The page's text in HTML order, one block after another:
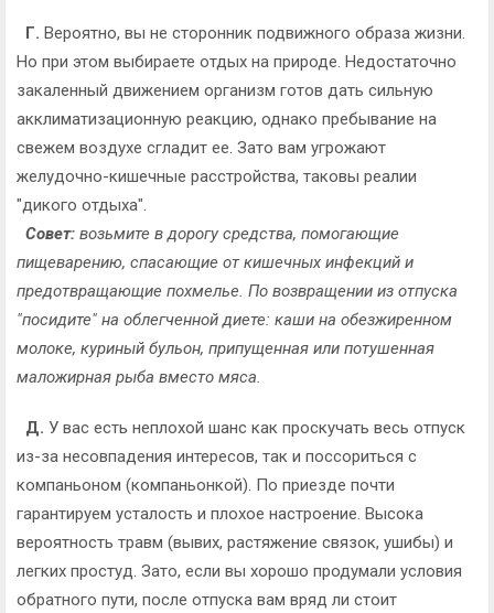
Г. Вероятно, вы не сторонник подвижного образа жизни.
Но при этом выбираете отдых на природе. Недостаточно
закаленный движением организм готов дать сильную
акклиматизационную реакцию, однако пребывание на
свежем воздухе сгладит ее. Зато вам угрожают
желудочно-кишечные расстройства, таковы реалии
"дикого отдыха".
Совет: возьмите в дорогу средства, помогающие
пищеварению, спасающие от кишечных инфекций и
предотвращающие похмелье. По возвращении из отпуска
"посидите" на облегченной диете: каши на обезжиренном
молоке, куриный бульон, припущенная или потушенная
маложирная рыба вместо мяса.
Д. У вас есть неплохой шанс как проскучать весь отпуск
из-за несовпадения интересов, так и поссориться с
компаньоном (компаньонкой). По приезде почти
гарантируем усталость и плохое настроение. Высока
вероятность травм (вывих, растяжение связок, ушибы) и
легких простуд. Зато, если вы хорошо продумали условия
обратного пути, после отпуска вам вряд ли стоит